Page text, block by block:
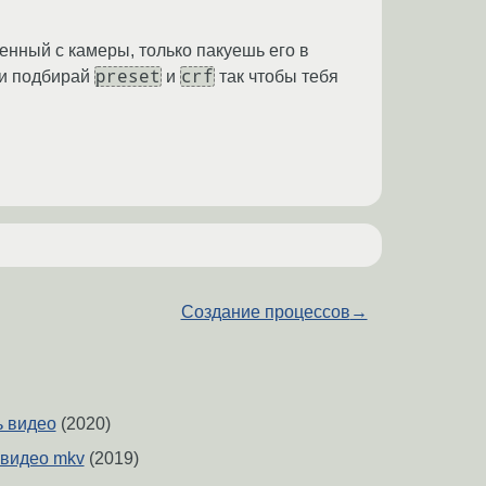
с камеры, только пакуешь его в
подбирай preset и crf так чтобы тебя
Создание процессов →
видео(2020)
mkv(2019)